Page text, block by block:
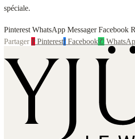
spéciale.
Pinterest WhatsApp Messager Facebook
Partager PPinterestfFacebook✆